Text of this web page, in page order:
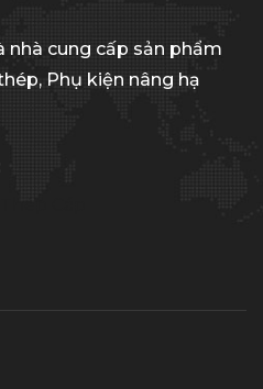
nhà cung cấp sản phẩm
Phụ kiện nâng hạ